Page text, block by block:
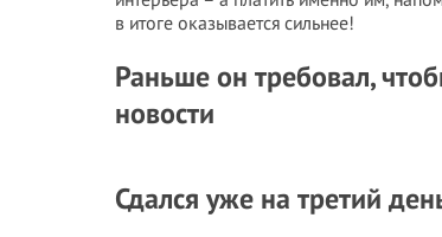
в итоге оказывается сильнее!
Раньше он требовал,
новости
Сдался уже на третий